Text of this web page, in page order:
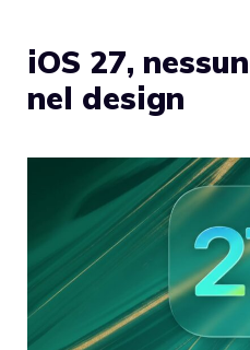
iOS 27,
nel design